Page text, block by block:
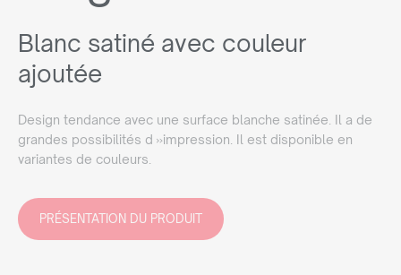
Blanc satiné avec couleur
ajoutée
Design tendance avec une surface blanche satinée. Il a de
grandes possibilités d »impression. Il est disponible en
variantes de couleurs.
PRÉSENTATION DU PRODUIT